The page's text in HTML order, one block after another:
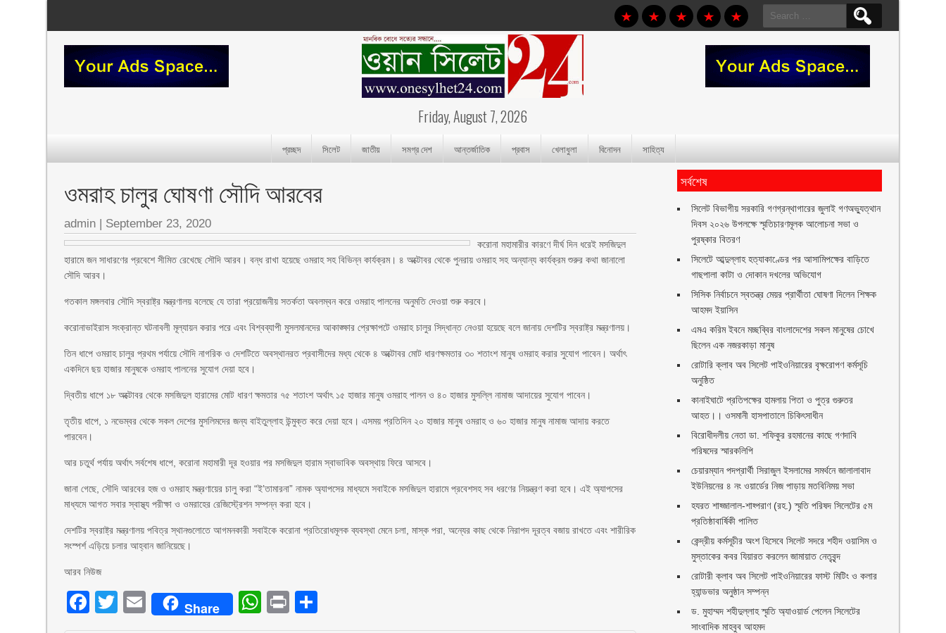
Search
for:
Friday, August 7, 2026
প্রচ্ছদ সিলেট জাতীয় সমগ্র দেশ আন্তর্জাতিক প্রবাস খেলাধুলা বিনোদন সাহিত্য
ওমরাহ চালুর ঘোষণা সৌদি আরবের
admin | September 23, 2020
করোনা মহামারীর কারণে দীর্ঘ দিন ধরেই মসজিদুল
হারামে জন সাধারণের প্রবেশে সীমিত রেখেছে সৌদি আরব। বন্ধ রাখা হয়েছে ওমরাহ সহ বিভিন্ন কার্যক্রম। ৪ অক্টোবর থেকে পুনরায় ওমরাহ সহ অন্যান্য কার্যক্রম শুরুর কথা জানালো
সৌদি আরব।
গতকাল মঙ্গলবার সৌদি স্বরাষ্ট্র মন্ত্রণালয় বলেছে যে তারা প্রয়োজনীয় সতর্কতা অবলম্বন করে ওমরাহ পালনের অনুমতি দেওয়া শুরু করবে।
করোনাভাইরাস সংক্রান্ত ঘটনাবলী মূল্যায়ন করার পরে এবং বিশ্বব্যাপী মুসলমানদের আকাঙ্ক্ষার প্রেক্ষাপটে ওমরাহ চালুর সিদ্ধান্ত নেওয়া হয়েছে বলে জানায় দেশটির স্বরাষ্ট্র মন্ত্রণালয়।
তিন ধাপে ওমরাহ চালুর প্রথম পর্যায়ে সৌদি নাগরিক ও দেশটিতে অবস্থানরত প্রবাসীদের মধ্য থেকে ৪ অক্টোবর মোট ধারণক্ষমতার ৩০ শতাংশ মানুষ ওমরাহ করার সুযোগ পাবেন। অর্থাৎ
একদিনে ছয় হাজার মানুষকে ওমরাহ পালনের সুযোগ দেয়া হবে।
দ্বিতীয় ধাপে ১৮ অক্টোবর থেকে মসজিদুল হারামের মোট ধারণ ক্ষমতার ৭৫ শতাংশ অর্থাৎ ১৫ হাজার মানুষ ওমরাহ পালন ও ৪০ হাজার মুসল্লি নামাজ আদায়ের সুযোগ পাবেন।
তৃতীয় ধাপে, ১ নভেম্বর থেকে সকল দেশের মুসলিমদের জন্য বাইতুল্লাহ উন্মুক্ত করে দেয়া হবে। এসময় প্রতিদিন ২০ হাজার মানুষ ওমরাহ ও ৬০ হাজার মানুষ নামাজ আদায় করতে
পারবেন।
আর চতুর্থ পর্যায় অর্থাৎ সর্বশেষ ধাপে, করোনা মহামারী দূর হওয়ার পর মসজিদুল হারাম স্বাভাবিক অবস্থায় ফিরে আসবে।
জানা গেছে, সৌদি আরবের হজ ও ওমরাহ মন্ত্রণায়ের চালু করা “ই’তামারনা” নামক অ্যাপসের মাধ্যমে সবাইকে মসজিদুল হারামে প্রবেশসহ সব ধরণের নিয়ন্ত্রণ করা হবে। এই অ্যাপসের
মাধ্যমে আগত সবার স্বাস্থ্য পরীক্ষা ও ওমরাহের রেজিস্ট্রেশন সম্পন্ন করা হবে।
দেশটির স্বরাষ্ট্র মন্ত্রণালয় পবিত্র স্থানগুলোতে আগমনকারী সবাইকে করোনা প্রতিরোধমূলক ব্যবস্থা মেনে চলা, মাস্ক পরা, অন্যের কাছ থেকে নিরাপদ দূরত্ব বজায় রাখতে এবং শারীরিক
সংস্পর্শ এড়িয়ে চলার আহ্বান জানিয়েছে।
আরব নিউজ
Facebook
Twitter
EmailShare WhatsApp
Print
সর্বশেষ
সিলেট বিভাগীয় সরকারি গণগ্রন্থাগারের জুলাই গণঅভ্যুত্থান
দিবস ২০২৬ উপলক্ষে স্মৃতিচারণমূলক আলোচনা সভা ও
পুরষ্কার বিতরণ ‎ ‎
সিলেটে আব্দুল্লাহ হত্যাকাণ্ডের পর আসামিপক্ষের বাড়িতে
গাছপালা কাটা ও দোকান দখলের অভিযোগ
সিসিক নির্বাচনে স্বতন্ত্র মেয়র প্রার্থীতা ঘোষণা দিলেন শিক্ষক
আহমদ ইয়াসিন
এমএ করিম ইবনে মচ্ছব্বির বাংলাদেশের সকল মানুষের চোখে
ছিলেন এক নজরকাড়া মানুষ ‎
রোটারি ক্লাব অব সিলেট পাইওনিয়ারের বৃক্ষরোপণ কর্মসূচি
অনুষ্ঠিত
কানাইঘাটে প্রতিপক্ষের হামলায় পিতা ও পুত্র গুরুতর
আহত।। ওসমানী হাসপাতালে চিকিৎসাধীন
বিরোধীদলীয় নেতা ডা. শফিকুর রহমানের কাছে গণদাবি
পরিষদের স্মারকলিপি ‎
চেয়ারম্যান পদপ্রার্থী সিরাজুল ইসলামের সমর্থনে জালালাবাদ
ইউনিয়নের ৪ নং ওয়ার্ডের নিজ পাড়ায় মতবিনিময় সভা
হযরত শাহ্জালাল-শাহ্পরাণ (রহ.) স্মৃতি পরিষদ সিলেটের ৫ম
প্রতিষ্ঠাবার্ষিকী পালিত ‎​
কেন্দ্রীয় কর্মসূচীর অংশ হিসেবে সিলেট সদরে শহীদ ওয়াসিম ও
মুস্তাকের কবর যিয়ারত করলেন জামায়াত নেতৃবৃন্দ ‎
রোটারী ক্লাব অব সিলেট পাইওনিয়ারের ফাস্ট মিটিং ও কলার
হ্যান্ডভার অনুষ্ঠান সম্পন্ন
ড. মুহাম্মদ শহীদুল্লাহ স্মৃতি অ্যাওয়ার্ড পেলেন সিলেটের
সাংবাদিক মাহবুব আহমদ